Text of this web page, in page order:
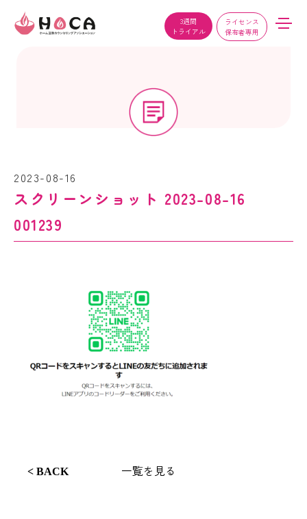
3週間
トライアル
ライセンス
保有者専用
2023-08-16
スクリーンショット 2023-08-16
001239
< BACK 一覧を見る